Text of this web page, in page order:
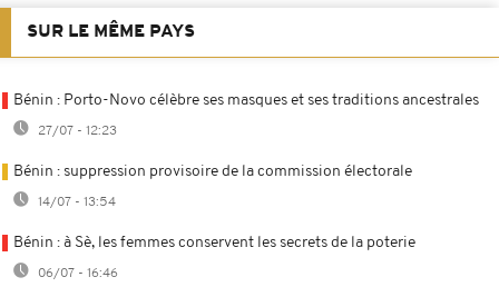
SUR LE MÊME PAYS
Bénin : Porto-Novo célèbre ses masques et ses traditions ancestrales
27/07 - 12:23
Bénin : suppression provisoire de la commission électorale
14/07 - 13:54
Bénin : à Sè, les femmes conservent les secrets de la poterie
06/07 - 16:46